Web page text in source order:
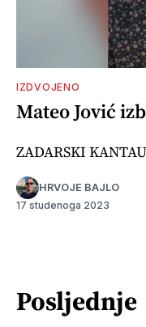
IZDVOJENO
Mateo Jović
ZADARSKI
HRVOJE BAJLO
17 studenoga 2023
Posljednje